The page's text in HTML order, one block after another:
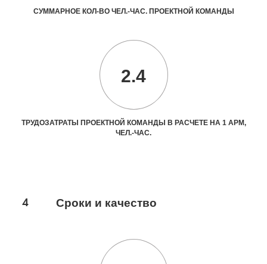
СУММАРНОЕ КОЛ-ВО ЧЕЛ.-ЧАС. ПРОЕКТНОЙ КОМАНДЫ
2.4
ТРУДОЗАТРАТЫ ПРОЕКТНОЙ КОМАНДЫ В РАСЧЕТЕ НА 1 АРМ,
ЧЕЛ.-ЧАС.
4 Сроки и качество